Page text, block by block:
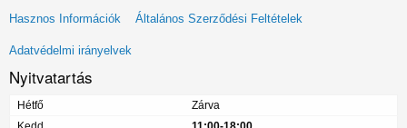
Lábléc
menü
Hasznos Információk Általános Szerződési Feltételek
Adatvédelmi irányelvek
Nyitvatartás
Hétfő
Zárva